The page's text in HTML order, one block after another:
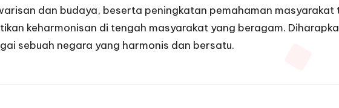
dan budaya, beserta peningkatan pemahaman
keharmonisan di tengah masyarakat yang beragam.
sebuah negara yang harmonis dan bersatu.